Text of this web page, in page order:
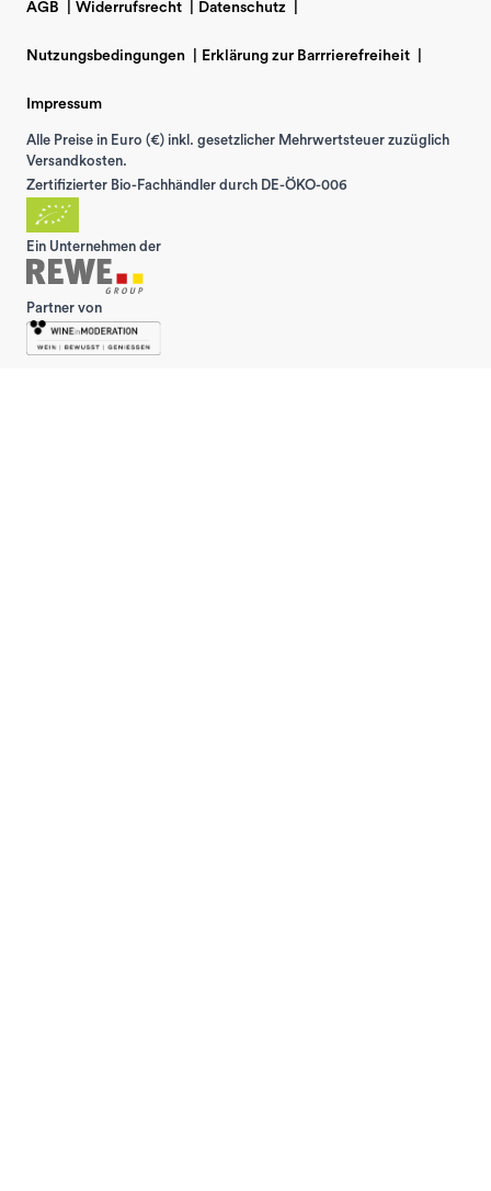
AGB Widerrufsrecht Datenschutz
Nutzungsbedingungen Erklärung zur Barrrierefreiheit
Impressum
Alle Preise in Euro (€) inkl. gesetzlicher Mehrwertsteuer zuzüglich
Versandkosten.
Zertifizierter Bio-Fachhändler durch DE-ÖKO-006
Ein Unternehmen der
Partner von